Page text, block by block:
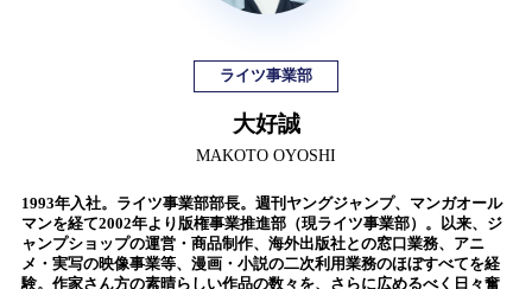
ライツ事業部
大好誠
MAKOTO OYOSHI
1993年入社。ライツ事業部部長。週刊ヤングジャンプ、マンガオール
マンを経て2002年より版権事業推進部（現ライツ事業部）。以来、ジ
ャンプショップの運営・商品制作、海外出版社との窓口業務、アニ
メ・実写の映像事業等、漫画・小説の二次利用業務のほぼすべてを経
験。作家さん方の素晴らしい作品の数々を、さらに広めるべく日々奮